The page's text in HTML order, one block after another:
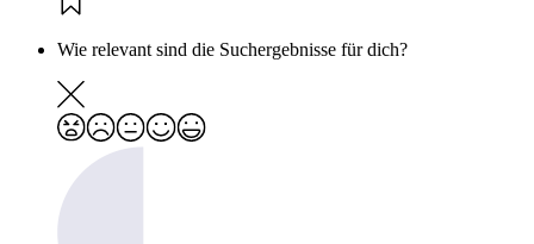
Wie relevant sind die Suchergebnisse für dich?